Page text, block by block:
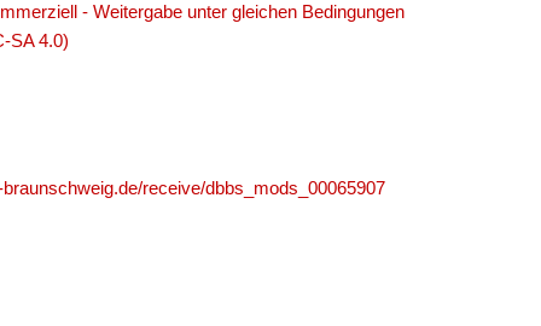
- Weitergabe unter gleichen Bedingungen
SA 4.0)
receive/dbbs_mods_00065907